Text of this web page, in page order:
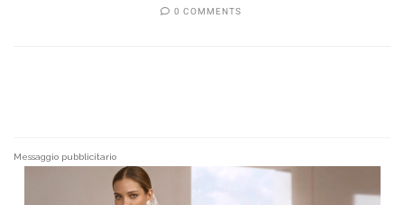
0 COMMENTS
Messaggio pubblicitario